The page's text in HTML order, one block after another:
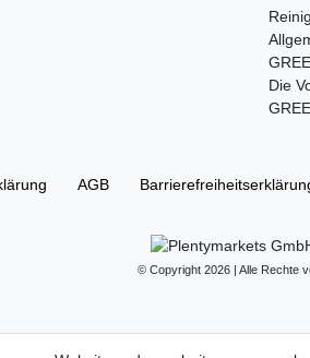
Die
AGB
© Copyright 2026 | Alle Rechte